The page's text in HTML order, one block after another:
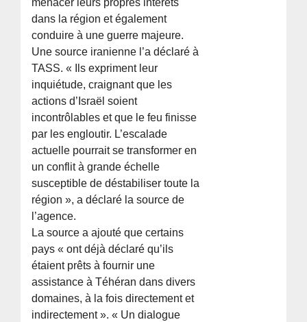
menacer leurs propres intérêts
dans la région et également
conduire à une guerre majeure.
Une source iranienne l’a déclaré à
TASS. « Ils expriment leur
inquiétude, craignant que les
actions d’Israël soient
incontrôlables et que le feu finisse
par les engloutir. L’escalade
actuelle pourrait se transformer en
un conflit à grande échelle
susceptible de déstabiliser toute la
région », a déclaré la source de
l’agence.
La source a ajouté que certains
pays « ont déjà déclaré qu’ils
étaient prêts à fournir une
assistance à Téhéran dans divers
domaines, à la fois directement et
indirectement ». « Un dialogue